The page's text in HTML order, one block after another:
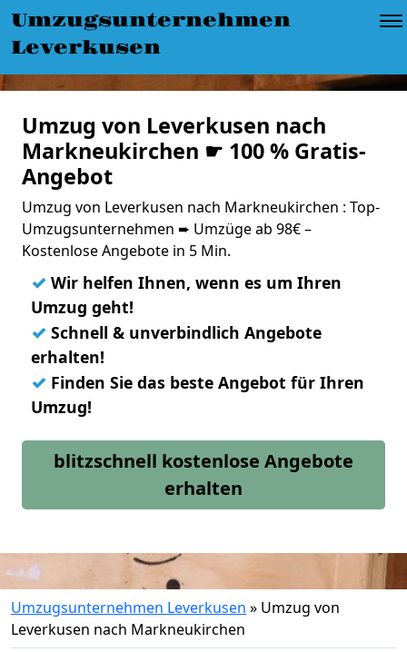
Umzugsunternehmen
Leverkusen
Umzug von Leverkusen nach
Markneukirchen ☛ 100 % Gratis-
Angebot
Umzug von Leverkusen nach Markneukirchen : Top-
Umzugsunternehmen ➨ Umzüge ab 98€ –
Kostenlose Angebote in 5 Min.
✓ Wir helfen Ihnen, wenn es um Ihren
Umzug geht!
✓ Schnell & unverbindlich Angebote
erhalten!
✓ Finden Sie das beste Angebot für Ihren
Umzug!
blitzschnell kostenlose Angebote
erhalten
Umzugsunternehmen Leverkusen » Umzug von
Leverkusen nach Markneukirchen